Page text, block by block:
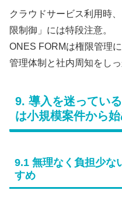
クラウドサービス利用時
限制御」には特段注意。
ONES FORMは権限管理
管理体制と社内周知をしっ
9. 導入を迷ってい
は小規模案件から始
9.1 無理なく負担少な
すめ